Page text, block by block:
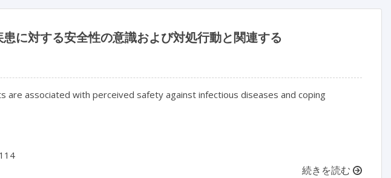
に対する安全性の意識および対処行動と関連する
are associated with perceived safety against infectious diseases and coping
続きを読む